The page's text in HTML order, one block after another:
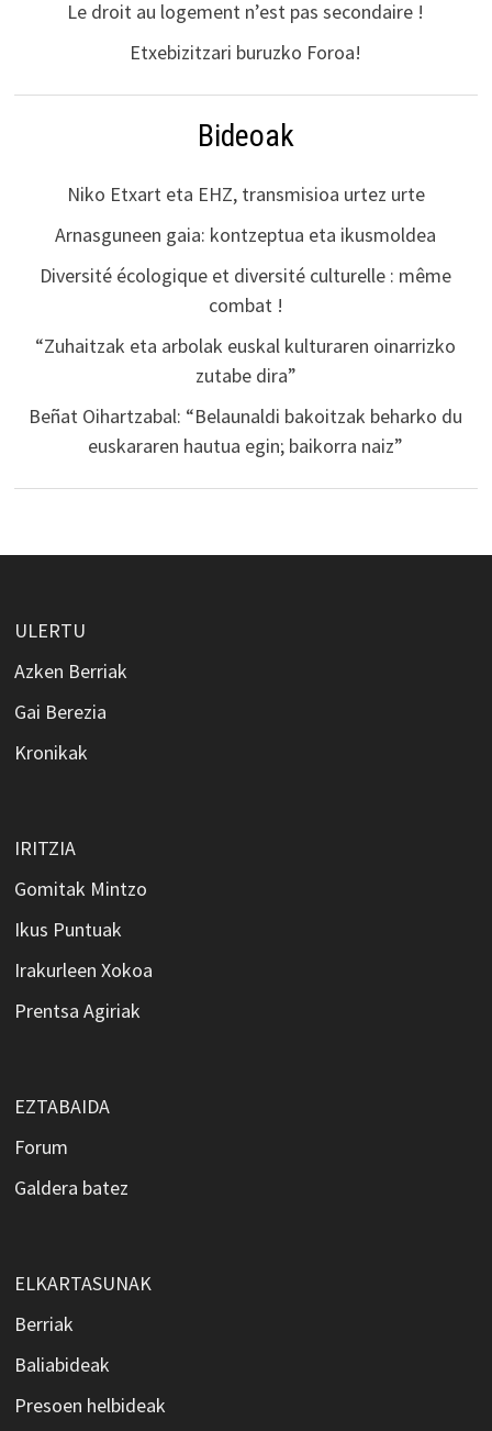
Le droit au logement n’est pas secondaire !
Etxebizitzari buruzko Foroa!
Bideoak
Niko Etxart eta EHZ, transmisioa urtez urte
Arnasguneen gaia: kontzeptua eta ikusmoldea
Diversité écologique et diversité culturelle : même
combat !
“Zuhaitzak eta arbolak euskal kulturaren oinarrizko
zutabe dira”
Beñat Oihartzabal: “Belaunaldi bakoitzak beharko du
euskararen hautua egin; baikorra naiz”
ULERTU
Azken Berriak
Gai Berezia
Kronikak
IRITZIA
Gomitak Mintzo
Ikus Puntuak
Irakurleen Xokoa
Prentsa Agiriak
EZTABAIDA
Forum
Galdera batez
ELKARTASUNAK
Berriak
Baliabideak
Presoen helbideak